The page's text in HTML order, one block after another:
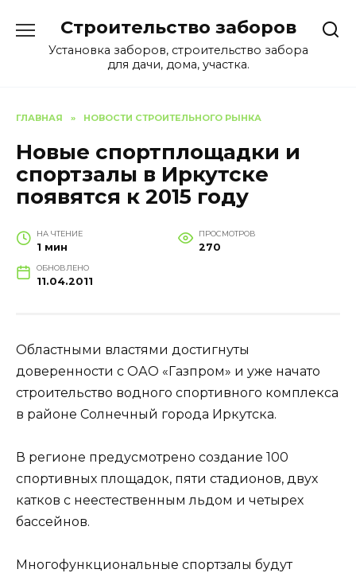
содержанию
Строительство заборов
Установка заборов, строительство забора
для дачи, дома, участка.
ГЛАВНАЯ » НОВОСТИ СТРОИТЕЛЬНОГО РЫНКА
Новые спортплощадки и
спортзалы в Иркутске
появятся к 2015 году
НА ЧТЕНИЕ
1 мин
ПРОСМОТРОВ
270
ОБНОВЛЕНО
11.04.2011
Областными властями достигнуты
доверенности с ОАО «Газпром» и уже начато
строительство водного спортивного комплекса
в районе Солнечный города Иркутска.
В регионе предусмотрено создание 100
спортивных площадок, пяти стадионов, двух
катков с неестественным льдом и четырех
бассейнов.
Многофункциональные спортзалы будут